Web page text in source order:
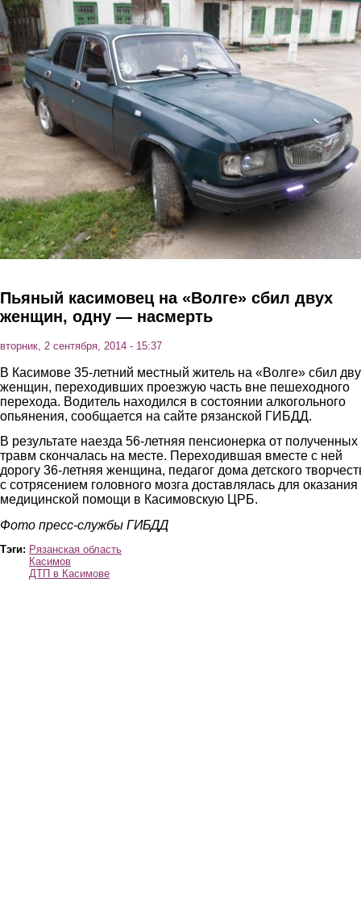
Перейти к основному содержанию
Пьяный касимовец на «Волге» сбил двух
женщин, одну — насмерть
вторник, 2 сентября, 2014 - 15:37
В Касимове 35-летний местный житель на «Волге» сбил
женщин, переходивших проезжую часть вне пешеходного
перехода. Водитель находился в состоянии алкогольного
опьянения, сообщается на сайте рязанской ГИБДД.
В результате наезда 56-летняя пенсионерка от полученных
травм скончалась на месте. Переходившая вместе с ней
дорогу 36-летняя женщина, педагог дома детского
с сотрясением головного мозга доставлялась для оказания
медицинской помощи в Касимовскую ЦРБ.
Фото пресс-службы ГИБДД
Тэги: Рязанская область
Касимов
ДТП в Касимове